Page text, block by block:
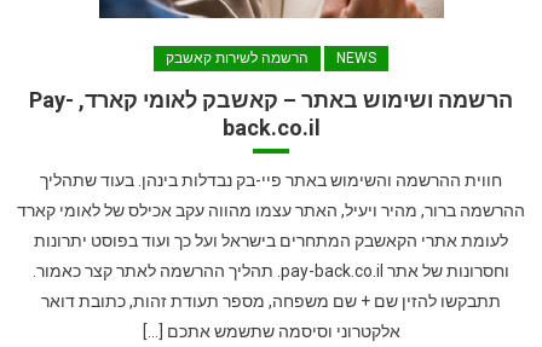
NEWS הרשמה לשירות קאשבק
הרשמה ושימוש באתר – קאשבק לאומי קארד, Pay-
back.co.il
חווית ההרשמה והשימוש באתר פיי-בק נבדלות בינהן. בעוד שתהליך
ההרשמה ברור, מהיר ויעיל, האתר עצמו מהווה עקב אכילס של לאומי קארד
לעומת אתרי הקאשבק המתחרים בישראל ועל כך ועוד בפוסט יתרונות
וחסרונות של אתר pay-back.co.il. תהליך ההרשמה לאתר קצר כאמור.
תתבקשו להזין שם + שם משפחה, מספר תעודת זהות, כתובת דואר
אלקטרוני וסיסמה שתשמש אתכם […]